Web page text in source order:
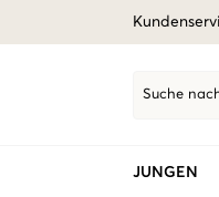
Suche
JUNGEN